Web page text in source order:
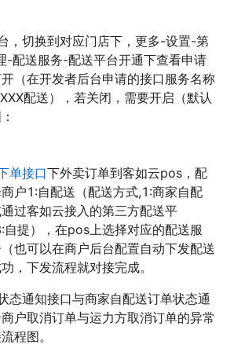
，切换到对应门店下，更多-设置-第
-配送服务-配送平台开通下查看申请
（在开发者后台申请的接口服务名称
配送），若关闭，需要开启（默认
单接口下外卖订单到客如云pos，配
户1:自配送（配送方式,1:商家自配
通过客如云接入的第三方配送平
自提），在pos上选择对应的配送服
也可以在商户后台配置自动下发配送
，下发流程就对接完成。
态通知接口与商家自配送订单状态通
户取消订单与运力方取消订单的异常
程图。